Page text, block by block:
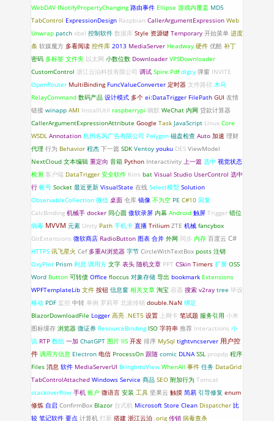
WebDAV INotifyPropertyChanging 路由事件 Ellipse 游戏内覆盖 MD5
TabControl ExpressionDesign Raspbian CallerArgumentExpression Web
Unwrap patch xbel 控制软件 数据库 Style 资源键 Temporary 开始菜单 进度
条 软媒魔方 多看阅读 控件库 2013 MediaServer Headway 硬件 优酷 补丁
密码 多标签 文件夹 以太网 小数位数 Downloader VPSDownloader
CustomControl 浙江云泊科技有限公司 调试 Spire.Pdf dlgcy 弹窗 INVITE
OpenRouter MultiBinding FuncValueConverter 定时器 文件路径 木马
RelayCommand 数码产品 设计模式 多个 ei:DataTrigger FilePath GUI 友情
链接 winapp AMI InstallUtil raspberrypi 幽默 WeChat 内网 贷款计算器
CallerArgumentExpressionAttribute Google Task JavaScript Linux Core
WSDL Annotation 杭州名风广告有限公司 Polygon 磁盘检查 Auto 加速 理财
代理 行为 Behavior 程杰 下一篇 SDK Ventoy youku DES ViewModel
NextCloud 文本编辑 重定向 音箱 Python Interactivity 上一篇 选中 视觉状态
检测 客户端 DataTrigger 安全软件 Kimi bat Visual Studio UserControl 选中
行 帐号 Socket 最近更新 VisualState 在线 Select模型 Solution
ObservableCollection 微信 桌面 仓库 镜像 不为空 PE C#10 回复
CalcBinding 机械手 docker 同心圆 傲软录屏 内幕 Android 触屏 Trigger 错位
病毒 MVVM 元素 Unity Path 手机卡 直播 Trilium ZTE 机械 fancybox
GitExtensions 微软商店 RadioButton 图表 合并 外网 同步 内存 百度云 C#
HTTPS 讯飞星火 Cef 多重AI浏览器 字节 CircleWithTextBox posts 注销
OxyPlot Prism 利息 调用方 文字 表头 随机文章 PPT CSkin Timers 扩展 OSS
Word Button 可转债 Office floccus 对象存储 导出 bookmark Extensions
WPFTemplateLib 文件 按钮 信息窗 相关文章 淘宝 容器 搜索 v2ray tree 毕设
移动 PDF 监控 中转 单例 罗莉琴 北派传销 double.NaN 绑定
BlazorDownloadFile Logger 高亮 .NET5 设置 上网卡 笔试题 服务引用 小米
图标缓存 浏览器 微证券 ResourceBinding ISO 字符串 推荐 Interactions 小
说 RTP 数组 一加 ChatGPT 图片 IIS 开发 排序 MySql tightvncserver 用户控
件 调用方信息 Electron 电信 ProcessOn 跟随 comic DLNA SSL propdp 程序
Files 消息 软件 MediaServerUI BringIntoView WhenAll 事件 任务 DataGrid
TabControlAttached Windows Service 商品 SEO 附加行为 Tomcat
stackoverflow 手机 账户 微语言 安装 工具 坚果云 触摸 简易 引导修复 enum
修炼 自启 ConfirmBox Blazor 台式机 Microsoft Store Clean Dispatcher 比
较 笔记软件 要点 计算机 打新 搭建 浙江云泊 .orig 传销 病毒查杀